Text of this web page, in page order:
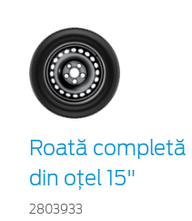
Roată
din oțel 15"
2803933